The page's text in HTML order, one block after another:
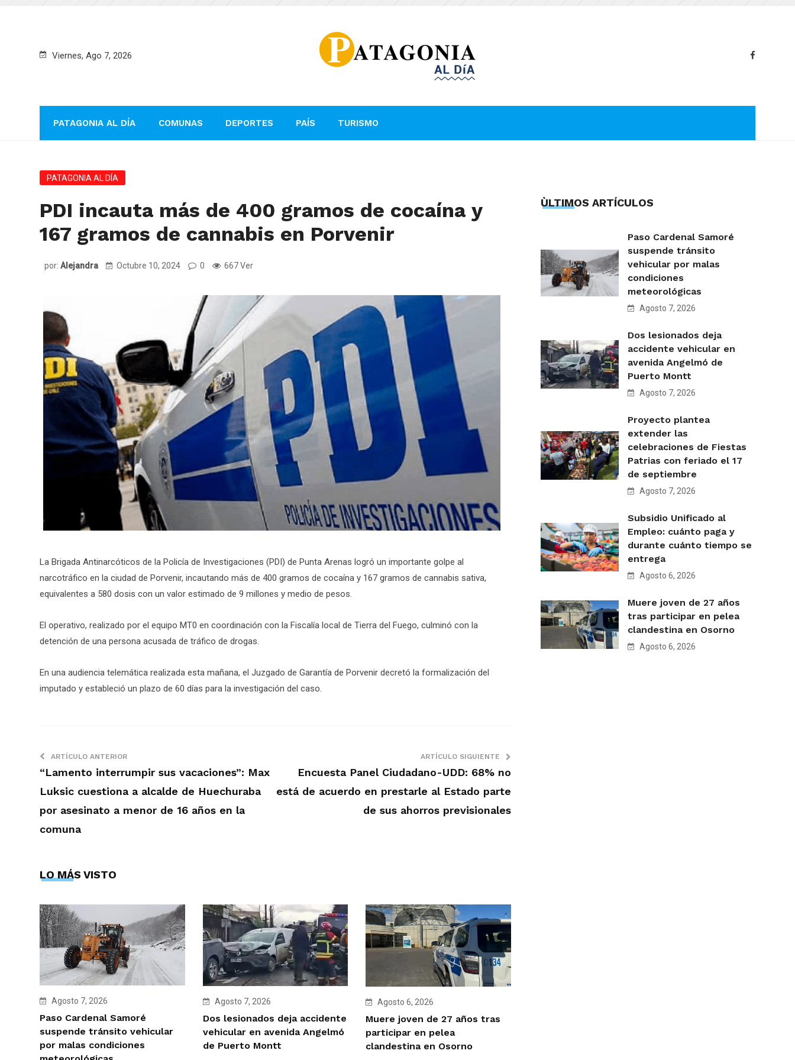
Viernes, Ago 7, 2026
PATAGONIA AL DÍA COMUNAS DEPORTES PAÍS TURISMO
PATAGONIA AL DÍA
PDI incauta más de 400 gramos de cocaína y
167 gramos de cannabis en Porvenir
por: Alejandra Octubre 10, 2024 0 667 Ver
La Brigada Antinarcóticos de la Policía de Investigaciones (PDI) de Punta Arenas logró un importante golpe al
narcotráfico en la ciudad de Porvenir, incautando más de 400 gramos de cocaína y 167 gramos de cannabis sativa,
equivalentes a 580 dosis con un valor estimado de 9 millones y medio de pesos.
El operativo, realizado por el equipo MT0 en coordinación con la Fiscalía local de Tierra del Fuego, culminó con la
detención de una persona acusada de tráfico de drogas.
En una audiencia telemática realizada esta mañana, el Juzgado de Garantía de Porvenir decretó la formalización del
imputado y estableció un plazo de 60 días para la investigación del caso.
ARTÍCULO ANTERIOR
“Lamento interrumpir sus vacaciones”: Max
Luksic cuestiona a alcalde de Huechuraba
por asesinato a menor de 16 años en la
comuna
ARTÍCULO SIGUIENTE
Encuesta Panel Ciudadano-UDD: 68% no
está de acuerdo en prestarle al Estado parte
de sus ahorros previsionales
LO MÁS VISTO
Agosto 7, 2026
Paso Cardenal Samoré
suspende tránsito vehicular
por malas condiciones
Agosto 7, 2026
Dos lesionados deja accidente
vehicular en avenida Angelmó
de Puerto Montt
Agosto 6, 2026
Muere joven de 27 años tras
participar en pelea
clandestina en Osorno
ÙLTIMOS ARTÍCULOS
Paso Cardenal Samoré
suspende tránsito
vehicular por malas
condiciones
meteorológicas
Agosto 7, 2026
Dos lesionados deja
accidente vehicular en
avenida Angelmó de
Puerto Montt
Agosto 7, 2026
Proyecto plantea
extender las
celebraciones de Fiestas
Patrias con feriado el 17
de septiembre
Agosto 7, 2026
Subsidio Unificado al
Empleo: cuánto paga y
durante cuánto tiempo se
entrega
Agosto 6, 2026
Muere joven de 27 años
tras participar en pelea
clandestina en Osorno
Agosto 6, 2026